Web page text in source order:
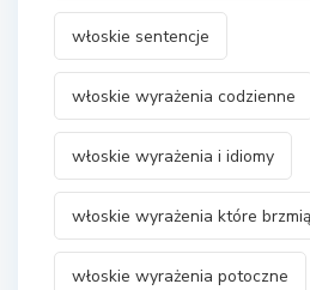
włoskie sentencje
włoskie wyrażenia codzienne
włoskie wyrażenia i idiomy
włoskie wyrażenia które
włoskie wyrażenia potoczne